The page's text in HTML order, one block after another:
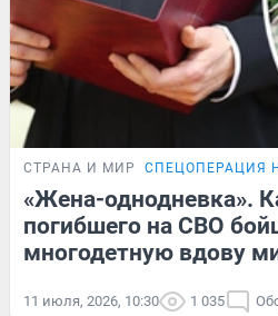
СТРАНА И МИР СПЕЦОПЕРАЦИЯ
«Жена-однодневка».
погибшего на СВО
многодетную вдову
11 июля, 2026, 10:30 1 035